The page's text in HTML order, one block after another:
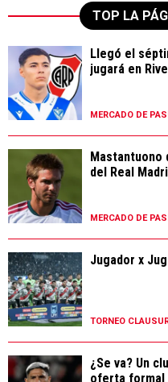
TOP LA
Llegó el
jugará en
MERCADO DE
Mastantuono
del Real
MERCADO DE
Jugador x
TORNEO
¿Se va? Un
oferta formal